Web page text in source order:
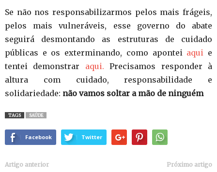
Se não nos responsabilizarmos pelos mais frágeis,
pelos mais vulneráveis, esse governo do abate
seguirá desmontando as estruturas de cuidado
públicas e os exterminando, como apontei aqui e
tentei demonstrar aqui. Precisamos responder à
altura com cuidado, responsabilidade e
solidariedade: não vamos soltar a mão de ninguém
TAGS SAÚDE
Facebook Twitter
Artigo anterior Próximo artigo